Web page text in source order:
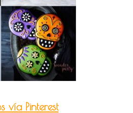
vía Pinterest